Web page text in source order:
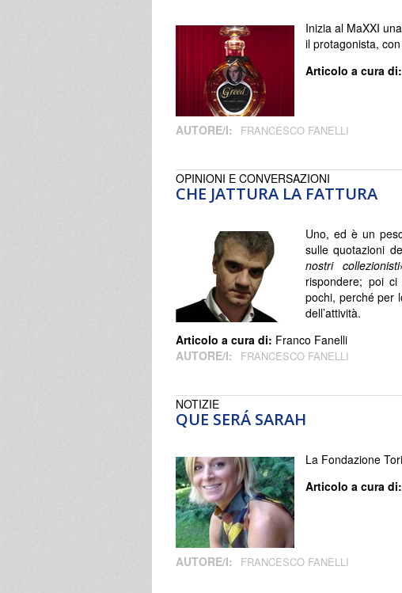
Inizia al MaXXI
il protagonista,
Articolo a cura di:
AUTORE/I: FRANCESCO FANELLI
CHE JATTURA LA FATTURA
OPINIONI E CONVERSAZIONI
Uno, ed è un
sulle quotazioni
nostri collezionisti
rispondere; poi
pochi, perché per
dell’attività.
Articolo a cura di: Franco Fanelli
AUTORE/I:
FRANCESCO FANELLI
QUE SERÁ SARAH
NOTIZIE
La Fondazione
Articolo a cura di:
AUTORE/I: FRANCESCO FANELLI